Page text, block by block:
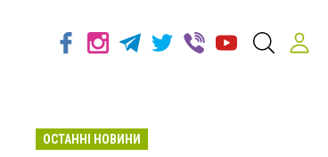
ОСТАННІ НОВИНИ